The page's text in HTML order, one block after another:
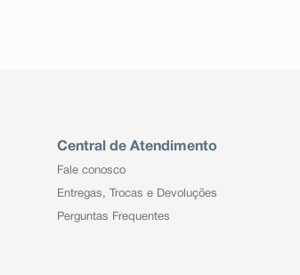
Central de Atendimento
Fale conosco
Entregas, Trocas e Devoluções
Perguntas Frequentes